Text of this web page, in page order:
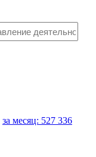
за месяц: 527 336